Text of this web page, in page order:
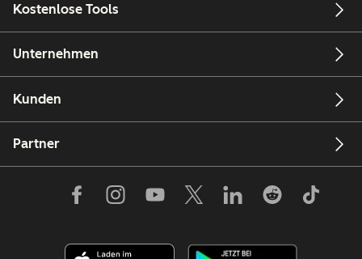
Kostenlose Tools
Unternehmen
Kunden
Partner